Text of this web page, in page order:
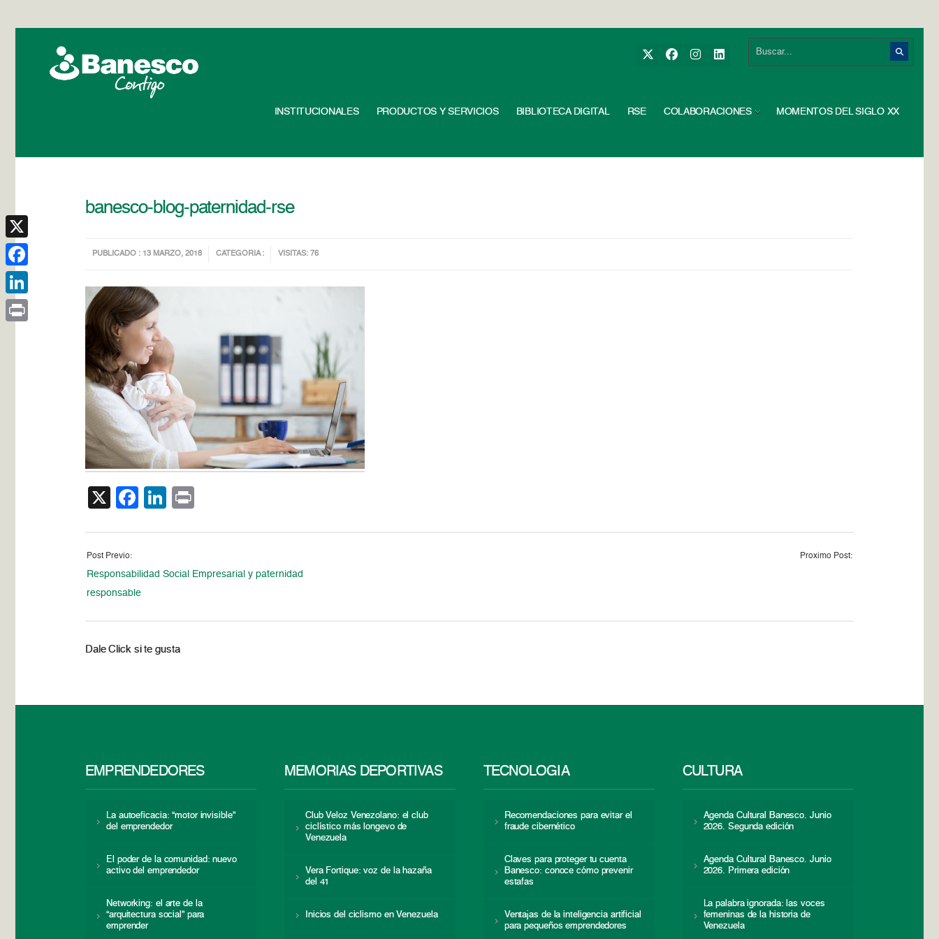
INSTITUCIONALES PRODUCTOS Y SERVICIOS BIBLIOTECA DIGITAL RSE COLABORACIONES MOMENTOS DEL SIGLO XX
banesco-blog-paternidad-rse
PUBLICADO : 13 MARZO, 2018 CATEGORIA : VISITAS: 76
X Facebook
LinkedIn
Post Previo:
Responsabilidad Social Empresarial y paternidad
responsable
Proximo Post:
Dale Click si te gusta
EMPRENDEDORES
La autoeficacia: “motor invisible”
del emprendedor
El poder de la comunidad: nuevo
activo del emprendedor
Networking: el arte de la
“arquitectura social” para
emprender
MEMORIAS DEPORTIVAS
Club Veloz Venezolano: el club
ciclístico más longevo de
Venezuela
Vera Fortique: voz de la hazaña
del 41
Inicios del ciclismo en Venezuela
TECNOLOGÍA
Recomendaciones para evitar el
fraude cibernético
Claves para proteger tu cuenta
Banesco: conoce cómo prevenir
estafas
Ventajas de la inteligencia artificial
para pequeños emprendedores
CULTURA
Agenda Cultural Banesco. Junio
2026. Segunda edición
Agenda Cultural Banesco. Junio
2026. Primera edición
La palabra ignorada: las voces
femeninas de la historia de
Venezuela
X
Facebook
LinkedIn